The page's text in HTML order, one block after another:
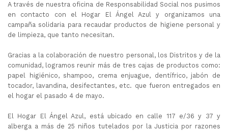
A través de nuestra oficina de Responsabilidad Social nos pusimos
en contacto con el Hogar El Ángel Azul y organizamos una
campaña solidaria para recaudar productos de higiene personal y
de limpieza, que tanto necesitan.
Gracias a la colaboración de nuestro personal, los Distritos y de la
comunidad, logramos reunir más de tres cajas de productos como:
papel higiénico, shampoo, crema enjuague, dentífrico, jabón de
tocador, lavandina, desifectantes, etc. que fueron entregados en
el hogar el pasado 4 de mayo.
El Hogar El Ángel Azul, está ubicado en calle 117 e/36 y 37 y
alberga a más de 25 niños tutelados por la Justicia por razones